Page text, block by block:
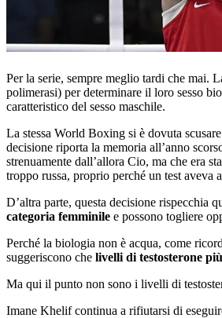
Per la serie, sempre meglio tardi che mai.
polimerasi) per determinare il loro sesso
caratteristico del sesso maschile.
La stessa World Boxing si è dovuta
decisione riporta la memoria all’anno
strenuamente dall’allora Cio, ma che era
troppo russa, proprio perché un test aveva
D’altra parte, questa decisione rispecchia
categoria femminile e possono togliere
Perché la biologia non è acqua, come
suggeriscono che livelli di testosterone
Ma qui il punto non sono i livelli di
Imane Khelif continua a rifiutarsi di